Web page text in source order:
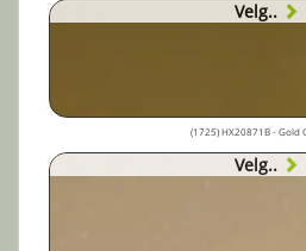
Velg..
(1725) HX20871B - Gold
Velg..